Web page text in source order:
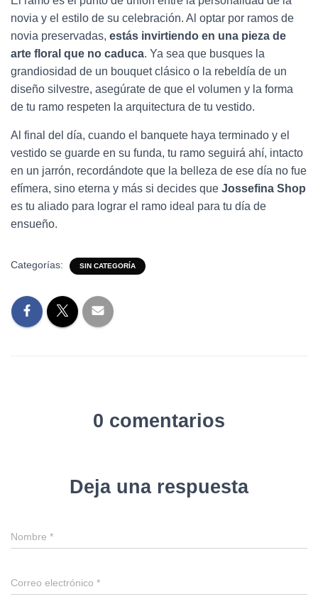
novia y el estilo de su celebración. Al optar por ramos de
novia preservadas, estás invirtiendo en una pieza de
arte floral que no caduca. Ya sea que busques la
grandiosidad de un bouquet clásico o la rebeldía de un
diseño silvestre, asegúrate de que el volumen y la forma
de tu ramo respeten la arquitectura de tu vestido.
Al final del día, cuando el banquete haya terminado y el
vestido se guarde en su funda, tu ramo seguirá ahí, intacto
en un jarrón, recordándote que la belleza de ese día no fue
efímera, sino eterna y más si decides que Jossefina Shop
es tu aliado para lograr el ramo ideal para tu día de
ensueño.
Categorías: SIN CATEGORÍA
0 comentarios
Deja una respuesta
Nombre *
Correo electrónico *